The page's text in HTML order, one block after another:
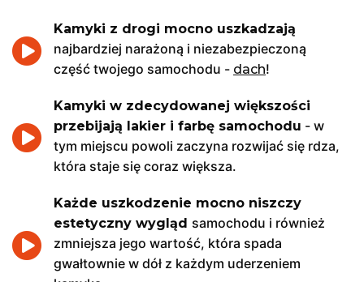
Kamyki z drogi mocno uszkadzają
najbardziej narażoną i niezabezpieczoną
część twojego samochodu - dach!
Kamyki w zdecydowanej większości
przebijają lakier i farbę samochodu - w
tym miejscu powoli zaczyna rozwijać się rdza,
która staje się coraz większa.
Każde uszkodzenie mocno niszczy
estetyczny wygląd samochodu i również
zmniejsza jego wartość, która spada
gwałtownie w dół z każdym uderzeniem